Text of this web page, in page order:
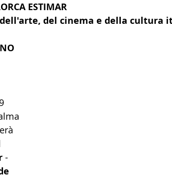
09 - ITALIANI ALL'ESTERO Nord Amer
MAPPE ITALIANI ALL'ESTERO
ESTIMAR
del cinema e della cultura
-